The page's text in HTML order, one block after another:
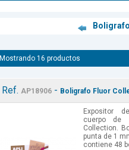
Mostrando 16 productos
Ref. AP18906- Boligrafo Fluor
Expositor
cuerpo de
Collection.
punta de 1
contiene 48